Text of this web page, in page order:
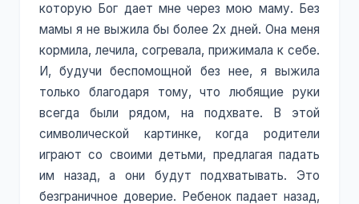
которую Бог дает мне через мою маму. Без
мамы я не выжила бы более 2х дней. Она меня
кормила, лечила, согревала, прижимала к себе.
И, будучи беспомощной без нее, я выжила
только благодаря тому, что любящие руки
всегда были рядом, на подхвате. В этой
символической картинке, когда родители
играют со своими детьми, предлагая падать
им назад, а они будут подхватывать. Это
безграничное доверие. Ребенок падает назад,